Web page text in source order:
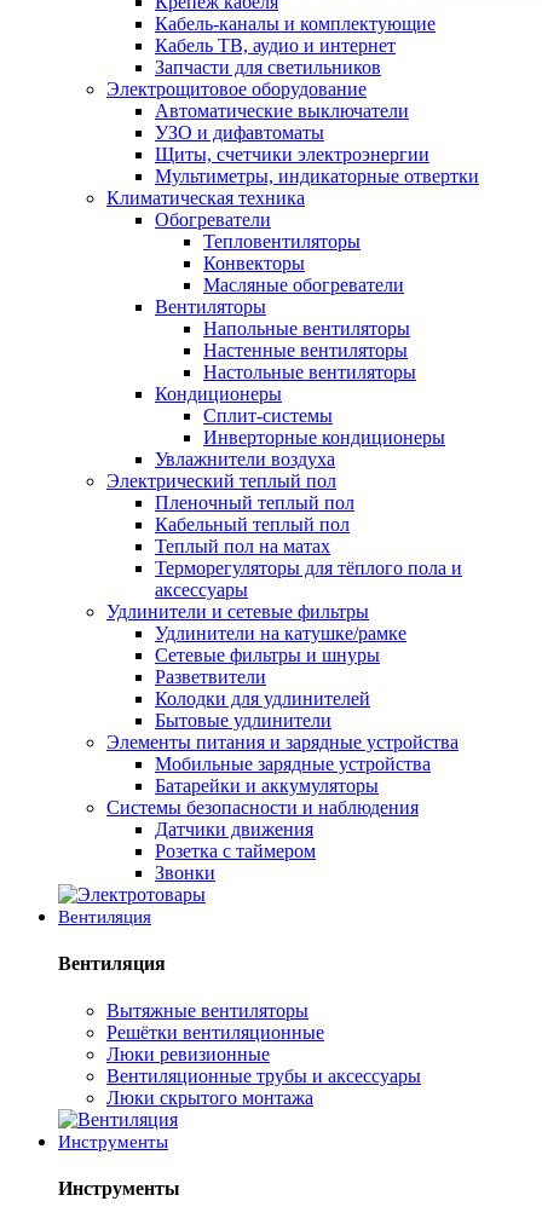
Кабель-каналы и комплектующие
Кабель ТВ, аудио и интернет
Запчасти для светильников
Электрощитовое оборудование
Автоматические выключатели
УЗО и дифавтоматы
Щиты, счетчики электроэнергии
Мультиметры, индикаторные отвертки
Климатическая техника
Обогреватели
Тепловентиляторы
Конвекторы
Масляные обогреватели
Вентиляторы
Напольные вентиляторы
Настенные вентиляторы
Настольные вентиляторы
Кондиционеры
Сплит-системы
Инверторные кондиционеры
Увлажнители воздуха
Электрический теплый пол
Пленочный теплый пол
Кабельный теплый пол
Теплый пол на матах
Терморегуляторы для тёплого пола и
аксессуары
Удлинители и сетевые фильтры
Удлинители на катушке/рамке
Сетевые фильтры и шнуры
Разветвители
Колодки для удлинителей
Бытовые удлинители
Элементы питания и зарядные устройства
Мобильные зарядные устройства
Батарейки и аккумуляторы
Системы безопасности и наблюдения
Датчики движения
Розетка с таймером
Звонки
Вентиляция
Вентиляция
Вытяжные вентиляторы
Решётки вентиляционные
Люки ревизионные
Вентиляционные трубы и аксессуары
Люки скрытого монтажа
Инструменты
Инструменты